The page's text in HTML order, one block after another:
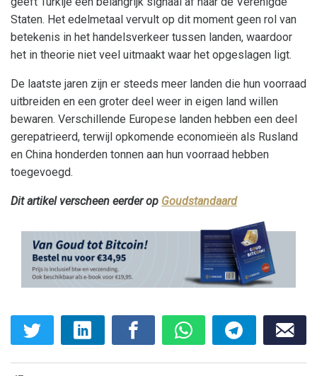
Staten. Het edelmetaal vervult op dit moment geen rol van
betekenis in het handelsverkeer tussen landen, waardoor
het in theorie niet veel uitmaakt waar het opgeslagen ligt.
De laatste jaren zijn er steeds meer landen die hun voorraad
uitbreiden en een groter deel weer in eigen land willen
bewaren. Verschillende Europese landen hebben een deel
gerepatrieerd, terwijl opkomende economieën als Rusland
en China honderden tonnen aan hun voorraad hebben
toegevoegd.
Dit artikel verscheen eerder op Goudstandaard